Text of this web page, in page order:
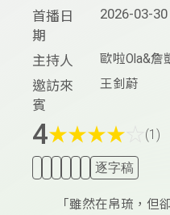
首播日
期
2026-03-30
主持人 歐啦Ola&詹
邀訪來
賓
王釗蔚
4★★★★ (1)
逐字稿
「雖然在帛琉，但